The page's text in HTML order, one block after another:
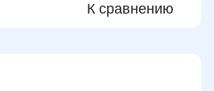
К сравнению